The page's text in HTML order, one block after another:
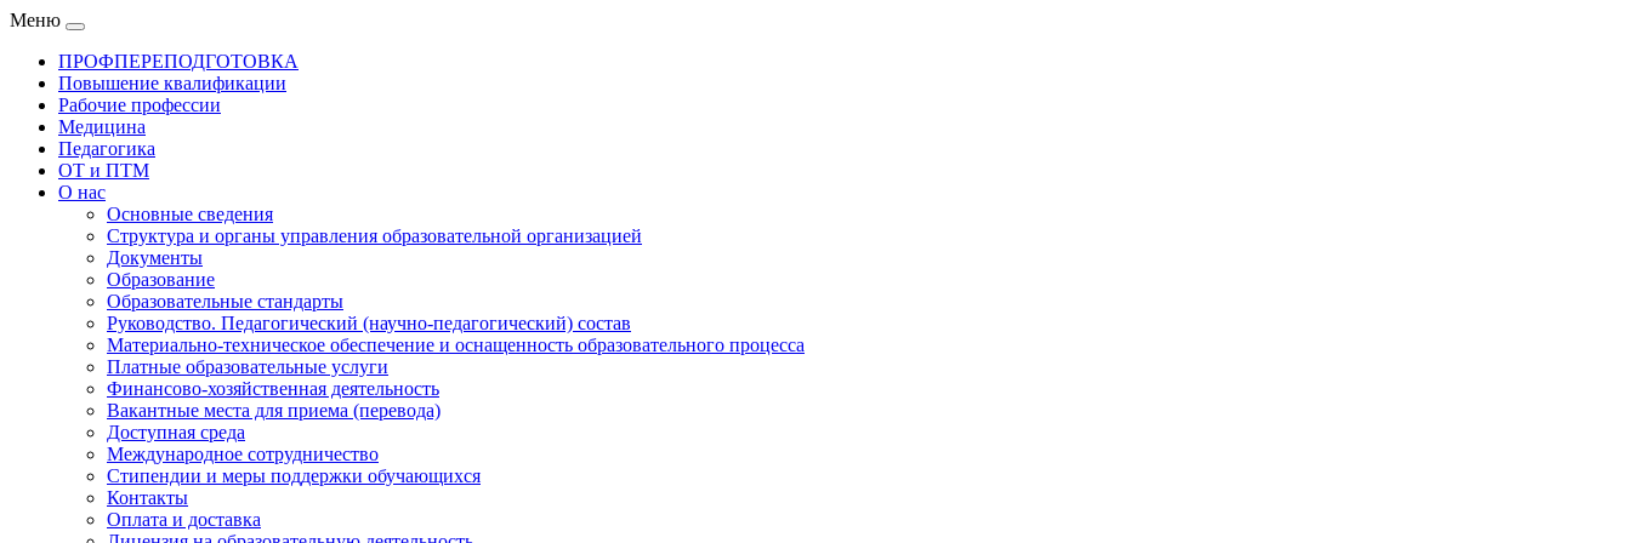
Меню
ПРОФПЕРЕПОДГОТОВКА
Повышение квалификации
Рабочие профессии
Медицина
Педагогика
ОТ и ПТМ
О нас
Основные сведения
Структура и органы управления образовательной организацией
Документы
Образование
Образовательные стандарты
Руководство. Педагогический (научно-педагогический) состав
Материально-техническое обеспечение и оснащенность образовательного процесса
Платные образовательные услуги
Финансово-хозяйственная деятельность
Вакантные места для приема (перевода)
Доступная среда
Международное сотрудничество
Стипендии и меры поддержки обучающихся
Контакты
Оплата и доставка